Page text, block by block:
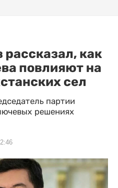
как
повлияют на
сел
партии
решениях